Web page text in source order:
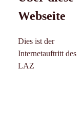
Webseite
Dies ist der
Internetauftritt des
LAZ